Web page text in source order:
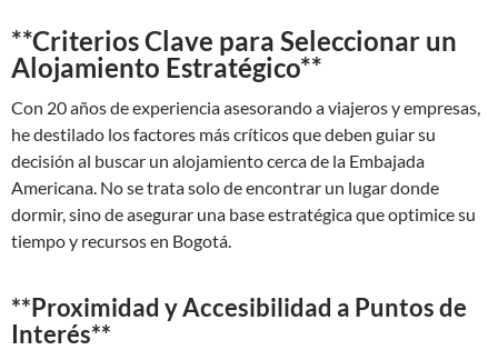
**Criterios Clave para Seleccionar un
Alojamiento Estratégico**
Con 20 años de experiencia asesorando a viajeros y empresas,
he destilado los factores más críticos que deben guiar su
decisión al buscar un alojamiento cerca de la Embajada
Americana. No se trata solo de encontrar un lugar donde
dormir, sino de asegurar una base estratégica que optimice su
tiempo y recursos en Bogotá.
**Proximidad y Accesibilidad a Puntos de
Interés**